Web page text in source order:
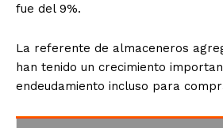
fue del 9%.
La referente de almaceneros
han tenido un crecimiento
endeudamiento incluso para